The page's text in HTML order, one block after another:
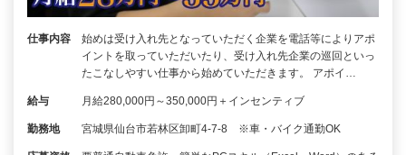
仕事内容
始めは受け入れ先となっていただく企業を電話等によりアポ
イントを取っていただいたり、受け入れ先企業の巡回といっ
たこなしやすい仕事から始めていただきます。 アポイ…
給与 月給280,000円～350,000円＋インセンティブ
勤務地 宮城県仙台市若林区卸町4-7-8 ※車・バイク通勤OK